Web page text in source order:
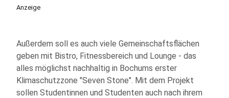
Anzeige
Außerdem soll es auch viele Gemeinschaftsflächen
geben mit Bistro, Fitnessbereich und Lounge - das
alles möglichst nachhaltig in Bochums erster
Klimaschutzzone "Seven Stone". Mit dem Projekt
sollen Studentinnen und Studenten auch nach ihrem